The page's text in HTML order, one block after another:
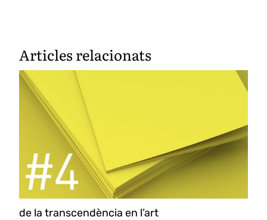
Articles relacionats
de la transcendència en l’art